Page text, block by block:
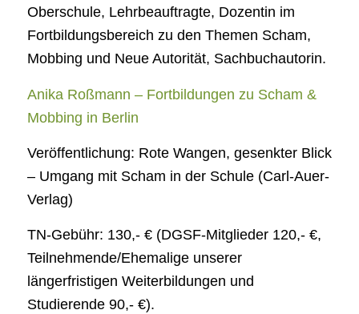
Oberschule, Lehrbeauftragte, Dozentin im
Fortbildungsbereich zu den Themen Scham,
Mobbing und Neue Autorität, Sachbuchautorin.
Anika Roßmann – Fortbildungen zu Scham &
Mobbing in Berlin
Veröffentlichung: Rote Wangen, gesenkter Blick
– Umgang mit Scham in der Schule (Carl-Auer-
Verlag)
TN-Gebühr: 130,- € (DGSF-Mitglieder 120,- €,
Teilnehmende/Ehemalige unserer
längerfristigen Weiterbildungen und
Studierende 90,- €).